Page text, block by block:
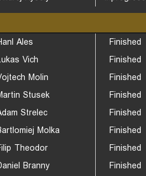
Ales Finished
Vich Finished
Molin Finished
Stusek Finished
Strelec Finished
Molka Finished
Theodor Finished
Branny Finished